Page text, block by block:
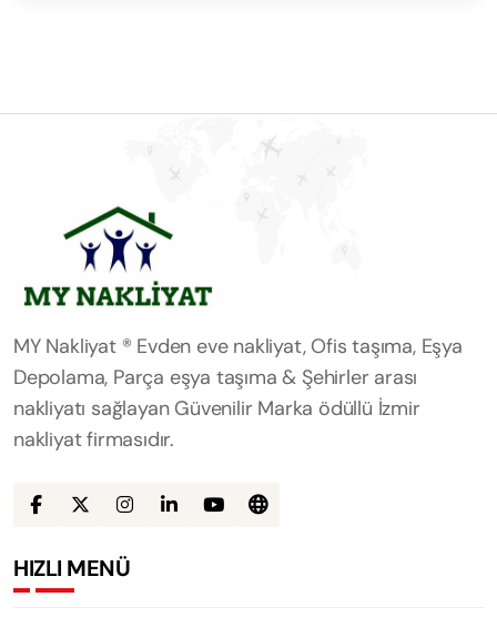
MY Nakliyat ® Evden eve nakliyat, Ofis taşıma, Eşya
Depolama, Parça eşya taşıma & Şehirler arası
nakliyatı sağlayan Güvenilir Marka ödüllü İzmir
nakliyat firmasıdır.
HIZLI MENÜ